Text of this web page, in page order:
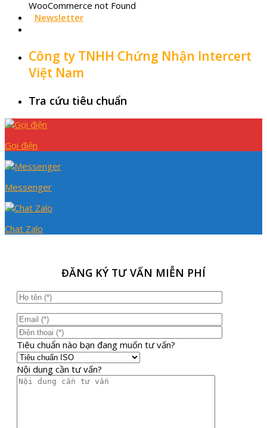
WooCommerce not Found
Newsletter
Công ty TNHH Chứng Nhận Intercert
Việt Nam
Tra cứu tiêu chuẩn
Gọi điện
Messenger
Chat Zalo
ĐĂNG KÝ TƯ VẤN MIỄN PHÍ
Tiêu chuẩn nào bạn đang muốn tư vấn?
Nội dung cần tư vấn?